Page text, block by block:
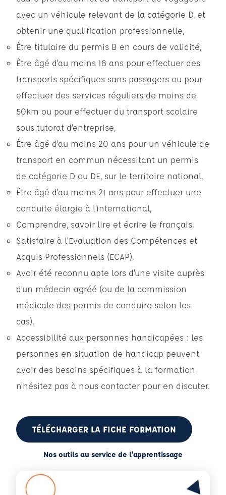
avec un véhicule relevant de la catégorie D, et
obtenir une qualification professionnelle,
Être titulaire du permis B en cours de validité,
Être âgé d'au moins 18 ans pour effectuer des
transports spécifiques sans passagers ou pour
effectuer des services réguliers de moins de
50km ou pour effectuer du transport scolaire
sous tutorat d’entreprise,
Être âgé d'au moins 20 ans pour un véhicule de
transport en commun nécessitant un permis
de catégorie D ou DE, sur le territoire national,
Être âgé d'au moins 21 ans pour effectuer une
conduite élargie à l’international,
Comprendre, savoir lire et écrire le français,
Satisfaire à l’Evaluation des Compétences et
Acquis Professionnels (ECAP),
Avoir été reconnu apte lors d’une visite auprès
d’un médecin agréé (ou de la commission
médicale des permis de conduire selon les
cas),
Accessibilité aux personnes handicapées : les
personnes en situation de handicap peuvent
avoir des besoins spécifiques à la formation
n’hésitez pas à nous contacter pour en discuter.
TÉLÉCHARGER LA FICHE FORMATION
Nos outils au service de l'apprentissage